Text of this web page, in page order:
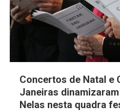
Concertos de Natal e
Janeiras
Nelas nesta quadra